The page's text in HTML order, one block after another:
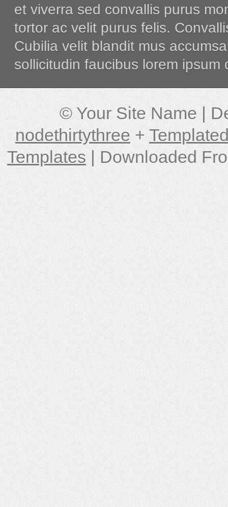
et viverra sed convallis purus
tortor ac velit purus felis.
Cubilia velit blandit mus
sollicitudin faucibus lorem ipsum
© Your Site Name |
nodethirtythree +
Templates | Downloaded